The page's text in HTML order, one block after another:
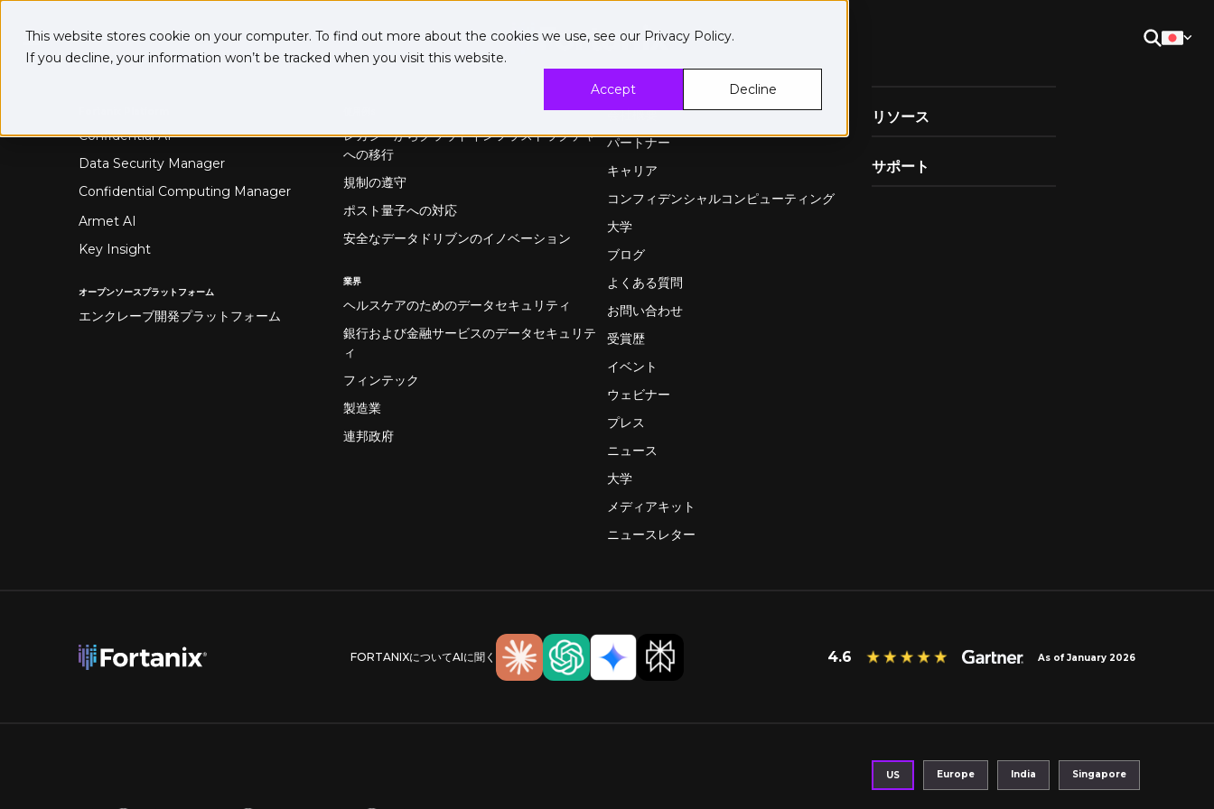
This website stores cookie on your computer. To find out more about the cookies we use, see our Privacy Policy.
If you decline, your information won’t be tracked when you visit this website.
Accept
Decline
プラットホーム
Confidential AI
Data Security Manager
Confidential Computing Manager
Armet AI
Key Insight
オープンソースプラットフォーム
エンクレーブ開発プラットフォーム
ソリューション
レガシーからクラウドインフラストラクチャ
への移行
規制の遵守
ポスト量子への対応
安全なデータドリブンのイノベーション
業界
ヘルスケアのためのデータセキュリティ
銀行および金融サービスのデータセキュリテ
ィ
フィンテック
製造業
連邦政府
会社
会社概要
パートナー
キャリア
コンフィデンシャルコンピューティング
大学
ブログ
よくある質問
お問い合わせ
受賞歴
イベント
ウェビナー
プレス
ニュース
大学
メディアキット
ニュースレター
リソース
サポート
FORTANIXについてAIに聞く 4.6 As of January 2026
US Europe India Singapore